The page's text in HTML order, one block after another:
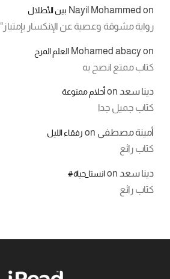
Nayil Mohammed on بين الأطلال
رواية مشوقة وعصية عن الإنكسار بإمتياز"
Mohamed abacyon العلم المرح
كتاب ممتع انصح به
دينا سعد onأحلام ممنوعة
كتاب جميل جدا
أمينة مصطفى on رفقاء الليل
كتاب رائع
دينا سعد onانستا_حياة#
كتاب رائع